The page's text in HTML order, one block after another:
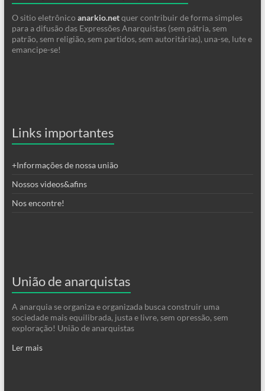
O sitio eletrônico anarkio.netquer contribuir de forma simples
para a difusão das Expressões Anarquistas (sem pátria, sem
patrão, sem religião, sem partidos, sem autoritárias), una-se, lute e
emancipe-se!
Links importantes
+Informações de nossa união
Nossos videos&afins
Nos encontre!
União de anarquistas
A anarquia se organiza e organizada busca construir uma
sociedade mais equilibrada, justa e livre, sem opressão, sem
exploração! União de anarquistas
Ler mais